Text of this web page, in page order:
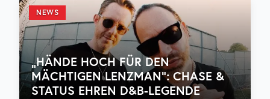
NEWS
„HÄNDE HOCH FÜR DEN
MÄCHTIGEN LENZMAN“: CHASE &
STATUS EHREN D&B-LEGENDE